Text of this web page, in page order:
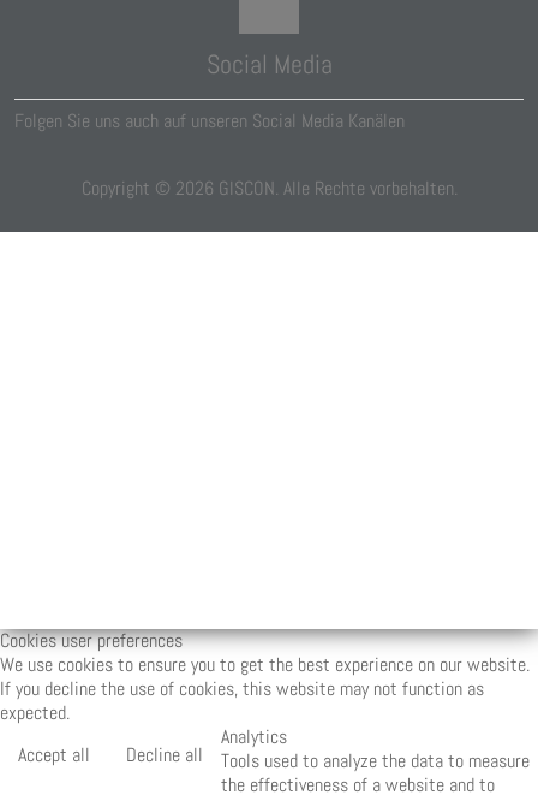
Social Media
Folgen Sie uns auch auf unseren Social Media Kanälen
Copyright © 2026 GISCON. Alle Rechte vorbehalten.
Cookies user preferences
We use cookies to ensure you to get the best experience on our website.
If you decline the use of cookies, this website may not function as
expected.
Accept all
Decline all
Analytics
Tools used to analyze the data to measure
the effectiveness of a website and to